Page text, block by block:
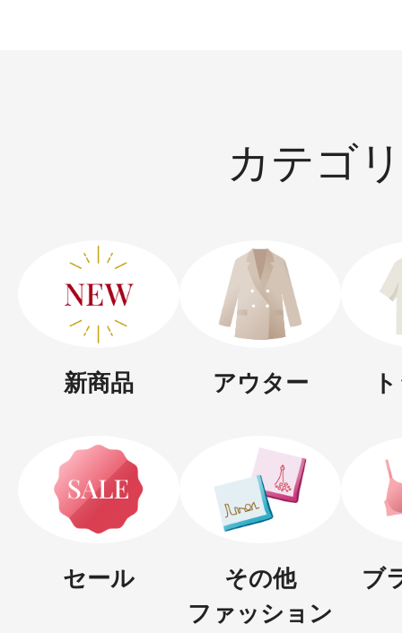
ボディケア
メイクアップ
カテゴ
新商品 アウター
セール
その他
ファッション
ブ